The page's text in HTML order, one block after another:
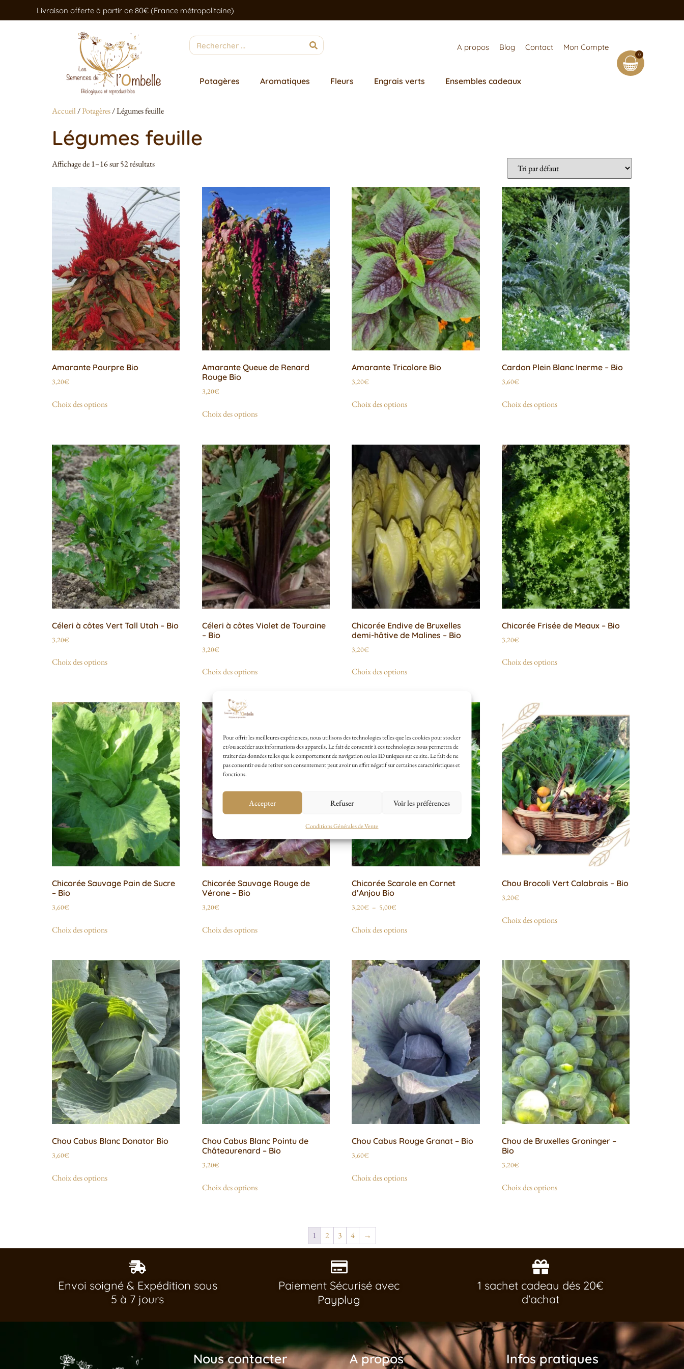
Pour offrir les meilleures expériences, nous utilisons des technologies telles que les cookies pour stocker
et/ou accéder aux informations des appareils. Le fait de consentir à ces technologies nous permettra de
traiter des données telles que le comportement de navigation ou les ID uniques sur ce site. Le fait de ne
pas consentir ou de retirer son consentement peut avoir un effet négatif sur certaines caractéristiques et
fonctions.
Accepter Refuser Voir les préférences
Conditions Générales de Vente
Livraison offerte à partir de 80€ (France métropolitaine)
A propos Blog Contact Mon Compte
Potagères Aromatiques Fleurs Engrais verts Ensembles cadeaux
0
Accueil/Potagères/ Légumes feuille
Légumes feuille
Affichage de 1–16 sur 52 résultats
Amarante Pourpre Bio
3,20€
Choix des options
Amarante Queue de Renard
Rouge Bio
3,20€
Choix des options
Amarante Tricolore Bio
3,20€
Choix des options
Cardon Plein Blanc Inerme – Bio
3,60€
Choix des options
Céleri à côtes Vert Tall Utah – Bio
3,20€
Choix des options
Céleri à côtes Violet de Touraine
– Bio
3,20€
Choix des options
Chicorée Endive de Bruxelles
demi-hâtive de Malines – Bio
3,20€
Choix des options
Chicorée Frisée de Meaux – Bio
3,20€
Choix des options
Chicorée Sauvage Pain de Sucre
– Bio
3,60€
Choix des options
Chicorée Sauvage Rouge de
Vérone – Bio
3,20€
Choix des options
Chicorée Scarole en Cornet
d’Anjou Bio
3,20€ – 5,00€
Choix des options
Chou Brocoli Vert Calabrais – Bio
3,20€
Choix des options
Chou Cabus Blanc Donator Bio
3,60€
Choix des options
Chou Cabus Blanc Pointu de
Châteaurenard – Bio
3,20€
Choix des options
Chou Cabus Rouge Granat – Bio
3,60€
Choix des options
Chou de Bruxelles Groninger –
Bio
3,20€
Choix des options
1 2 3 4 →
Envoi soigné & Expédition sous
5 à 7 jours
Paiement Sécurisé avec
Payplug
1 sachet cadeau dés 20€
d'achat
Nous contacter A propos Infos pratiques